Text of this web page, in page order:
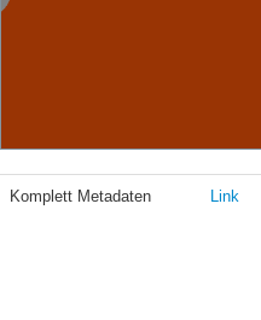
Komplett Metadaten Link